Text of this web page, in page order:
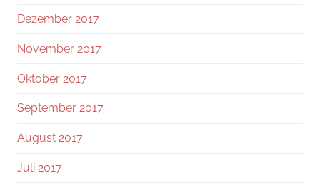
Dezember 2017
November 2017
Oktober 2017
September 2017
August 2017
Juli 2017